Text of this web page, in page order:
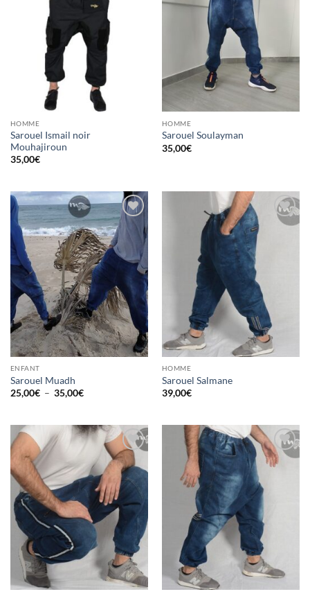
HOMME
Sarouel Ismail noir
Mouhajiroun
35,00€
HOMME
Sarouel Soulayman
35,00€
Ajouter
à la liste
d’envies
ENFANT
Sarouel Muadh
25,00€ – 35,00€Plage
à
35,00€
Ajouter
HOMME
Sarouel Salmane
39,00€
Ajouter
à la liste
d’envies
Ajouter
à la liste